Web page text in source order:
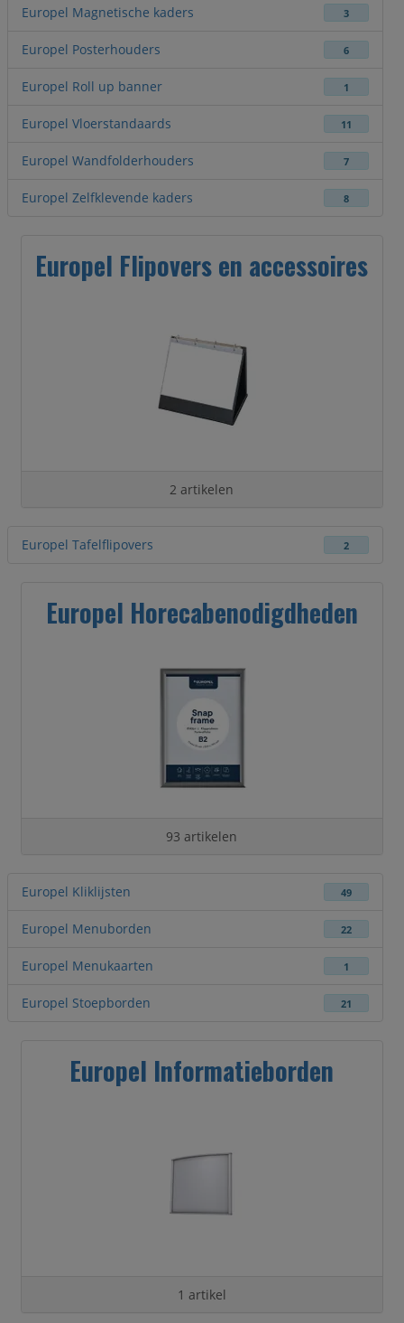
Europel Magnetische kaders 3
Europel Posterhouders 6
Europel Roll up banner 1
Europel Vloerstandaards 11
Europel Wandfolderhouders 7
Europel Zelfklevende kaders 8
Europel Flipovers en accessoires
2 artikelen
Europel Tafelflipovers 2
Europel Horecabenodigdheden
93 artikelen
Europel Kliklijsten 49
Europel Menuborden 22
Europel Menukaarten 1
Europel Stoepborden 21
Europel Informatieborden
1 artikel